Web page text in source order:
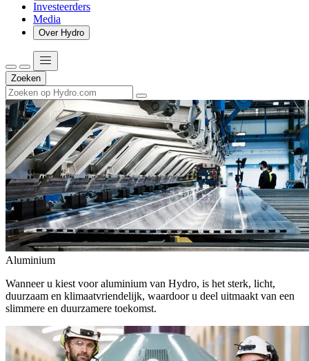
Investeerders
Media
Over Hydro
Zoeken
Aluminium
Wanneer u kiest voor aluminium van Hydro, is het sterk, licht,
duurzaam en klimaatvriendelijk, waardoor u deel uitmaakt van een
slimmere en duurzamere toekomst.